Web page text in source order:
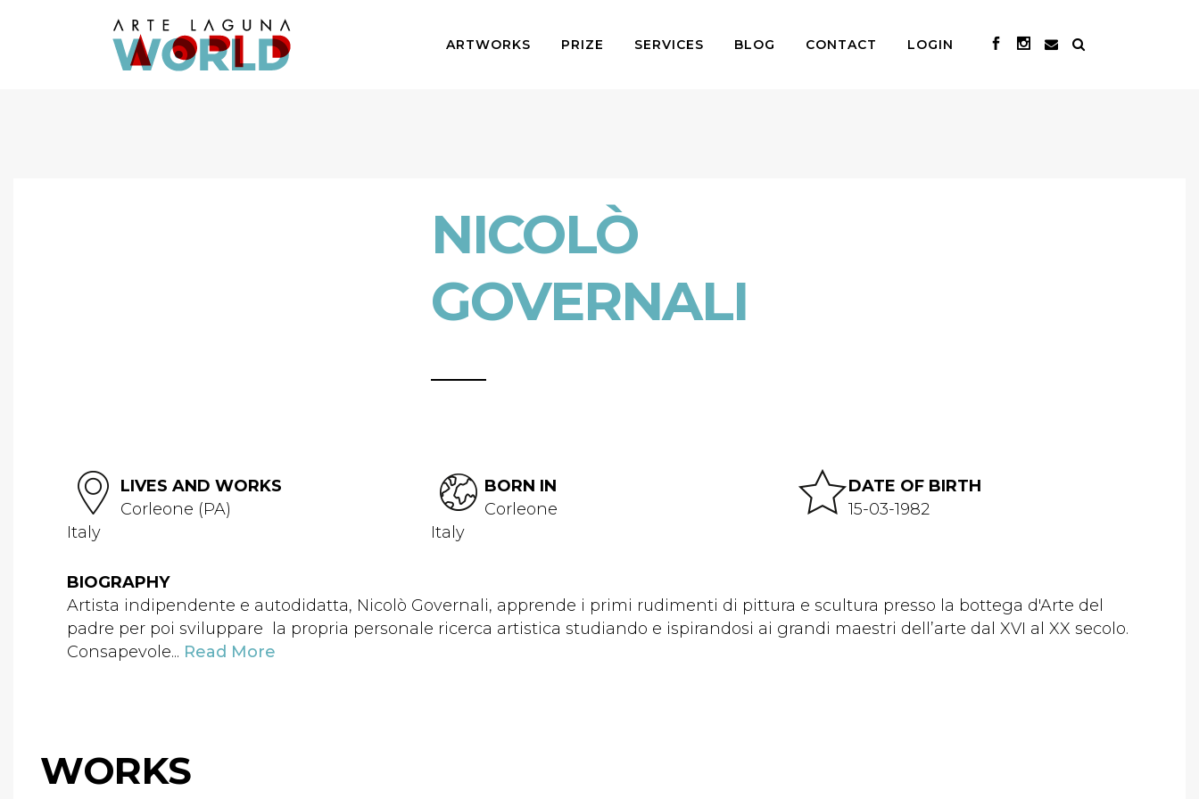
ARTWORKS PRIZE SERVICES BLOG CONTACT LOGIN
NICOLÒ
GOVERNALI
LIVES AND WORKS
Corleone (PA)
Italy
BORN IN
Corleone
Italy
DATE OF BIRTH
15-03-1982
BIOGRAPHY
Artista indipendente e autodidatta, Nicolò Governali, apprende i primi rudimenti di pittura e scultura presso la bottega d'Arte del
padre per poi sviluppare la propria personale ricerca artistica studiando e ispirandosi ai grandi maestri dell’arte dal XVI al XX secolo.
Consapevole... Read More
WORKS